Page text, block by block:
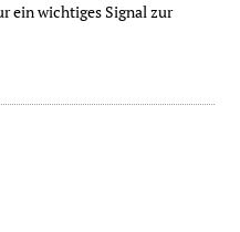
ein wichtiges Signal zur